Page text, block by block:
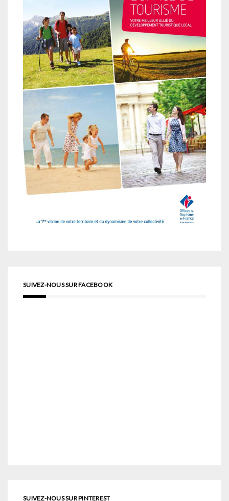
SUIVEZ-NOUS SUR FACEBOOK
SUIVEZ-NOUS SUR PINTEREST